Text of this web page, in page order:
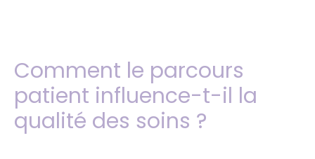
Comment le parcours
patient influence-t-il la
qualité des soins ?